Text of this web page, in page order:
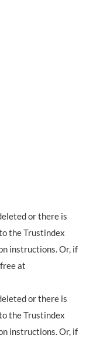
or there is
theTrustindex
instructions. Or, if
at
or there is
theTrustindex
instructions. Or, if